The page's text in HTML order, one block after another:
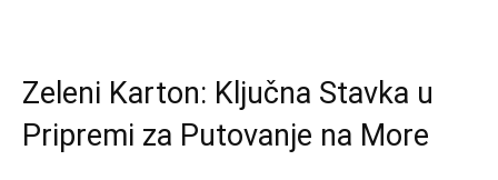
Zeleni Karton: Ključna Stavka u
Pripremi za Putovanje na More